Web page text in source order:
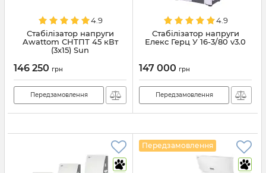
4.9
Стабілізатор напруги
Awattom СНТПТ 45 кВт
(3x15) Sun
146 250 грн
Передзамовлення
4.9
Стабілізатор напруги
Елекс Герц У 16-3/80 v3.0
147 000 грн
Передзамовлення
Передзамовлення